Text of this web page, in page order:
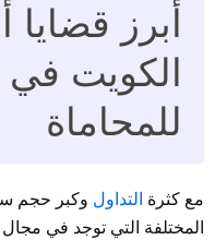
أبرز
الكويت في
للمحاماة
مع كثرة التداول وكبر حجم
المختلفة التي توجد في